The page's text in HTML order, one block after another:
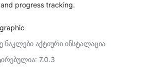
progress tracking.
ნაკლები აქტიური ინსტალაცია
7.0.3